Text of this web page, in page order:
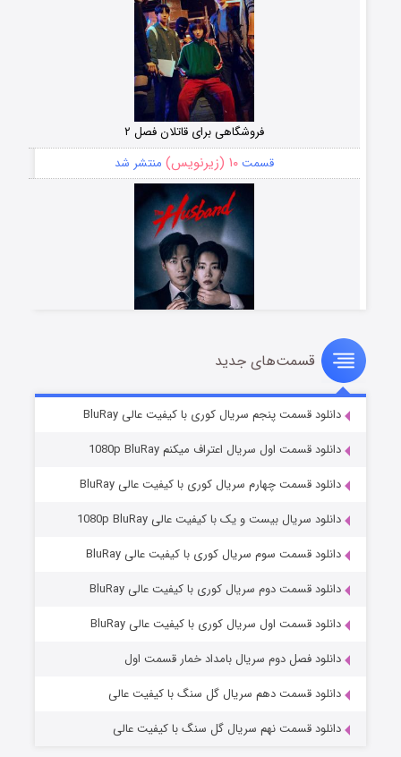
فروشگاهی برای قاتلان فصل ۲
قسمت۱۰ (زیرنویس) منتشر شد
قسمت۸ (زیرنویس) منتشر شد
عملیات آپارتمان
قسمت۲ (زیرنویس) منتشر شد
قسمت‌های جدید
دانلود قسمت پنجم سریال کوری با کیفیت عالی BluRay
دانلود قسمت اول سریال اعتراف میکنم 1080p BluRay
دانلود قسمت چهارم سریال کوری با کیفیت عالی BluRay
دانلود سریال بیست و یک با کیفیت عالی 1080p BluRay
دانلود قسمت سوم سریال کوری با کیفیت عالی BluRay
دانلود قسمت دوم سریال کوری با کیفیت عالی BluRay
دانلود قسمت اول سریال کوری با کیفیت عالی BluRay
دانلود فصل دوم سریال بامداد خمار قسمت اول
دانلود قسمت دهم سریال گل سنگ با کیفیت عالی
دانلود قسمت نهم سریال گل سنگ با کیفیت عالی